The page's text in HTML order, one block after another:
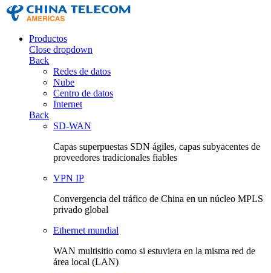
Productos
Close dropdown
Back
Redes de datos
Nube
Centro de datos
Internet
Back
SD-WAN
Capas superpuestas SDN ágiles, capas subyacentes de
proveedores tradicionales fiables
VPN IP
Convergencia del tráfico de China en un núcleo MPLS
privado global
Ethernet mundial
WAN multisitio como si estuviera en la misma red de
área local (LAN)